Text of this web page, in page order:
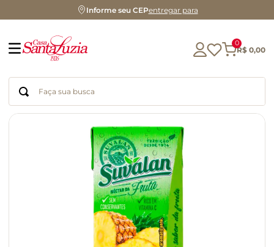
Informe seu CEPentregar para
0
R$ 0,00
Faça sua busca
Termos mais buscados